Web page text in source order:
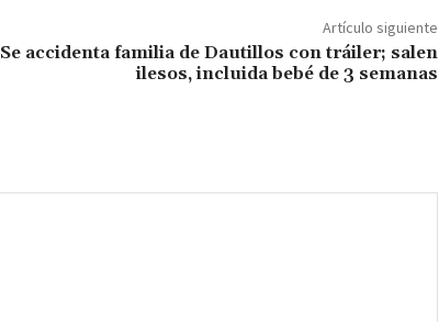
Artículo siguiente
Se accidenta familia de Dautillos con tráiler; salen
ilesos, incluida bebé de 3 semanas